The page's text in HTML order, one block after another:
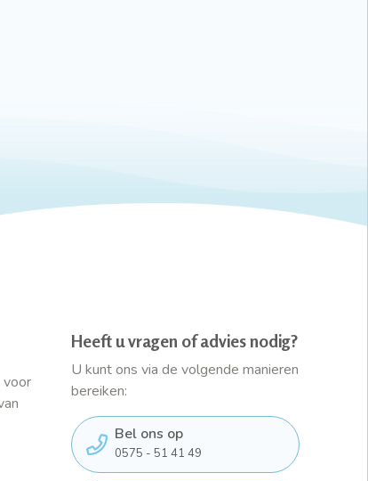
voor
Heeft u vragen of advies nodig?
U kunt ons via de volgende manieren
bereiken:
Bel ons op
0575 - 51 41 49